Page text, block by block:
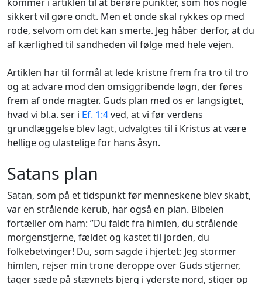
sikkert vil gøre ondt. Men et onde skal rykkes op med
rode, selvom om det kan smerte. Jeg håber derfor, at du
af kærlighed til sandheden vil følge med hele vejen.
Artiklen har til formål at lede kristne frem fra tro til tro
og at advare mod den omsiggribende løgn, der føres
frem af onde magter. Guds plan med os er langsigtet,
hvad vi bl.a. ser i Ef. 1:4ved, at vi før verdens
grundlæggelse blev lagt, udvalgtes til i Kristus at være
hellige og ulastelige for hans åsyn.
Satans plan
Satan, som på et tidspunkt før menneskene blev skabt,
var en strålende kerub, har også en plan. Bibelen
fortæller om ham: ”Du faldt fra himlen, du strålende
morgenstjerne, fældet og kastet til jorden, du
folkebetvinger! Du, som sagde i hjertet: Jeg stormer
himlen, rejser min trone deroppe over Guds stjerner,
tager sæde på stævnets bjerg i yderste nord, stiger op